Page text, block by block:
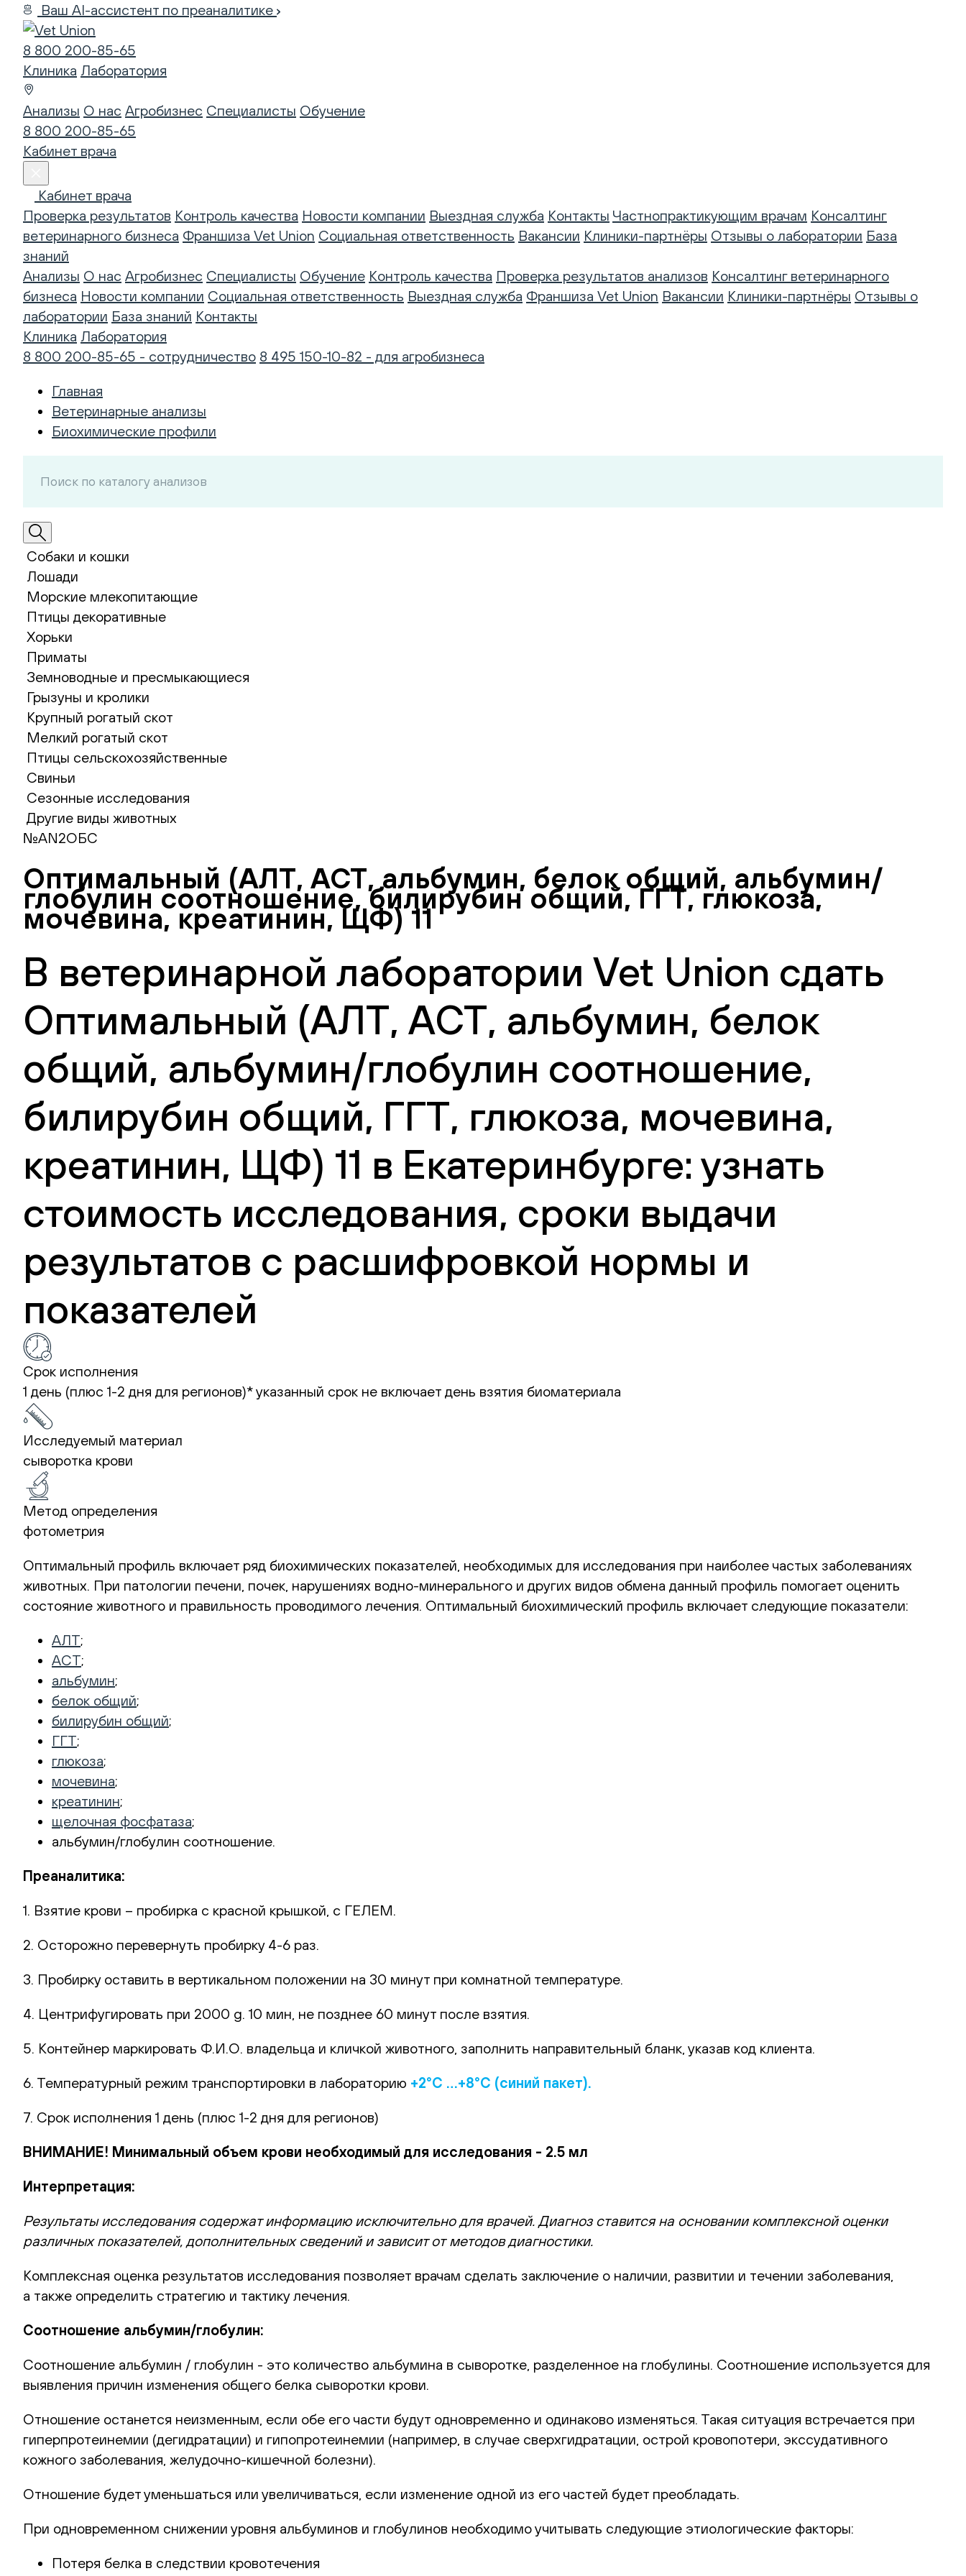
Ваш AI-ассистент по преаналитике
8 800 200-85-65
Клиника Лаборатория
Анализы О нас Агробизнес Специалисты Обучение
8 800 200-85-65
Кабинет врача
Кабинет врача
Проверка результатов Контроль качества Новости компании Выездная служба Контакты Частнопрактикующим врачам Консалтинг
ветеринарного бизнеса Франшиза Vet Union Социальная ответственность Вакансии Клиники-партнёры Отзывы о лаборатории База
знаний
Анализы О нас Агробизнес Специалисты Обучение Контроль качества Проверка результатов анализов Консалтинг ветеринарного
бизнеса Новости компании Социальная ответственность Выездная служба Франшиза Vet Union Вакансии Клиники-партнёры Отзывы о
лаборатории База знаний Контакты
Клиника Лаборатория
8 800 200-85-65 - сотрудничество 8 495 150-10-82 - для агробизнеса
Главная
Ветеринарные анализы
Биохимические профили
Собаки и кошки
Лошади
Морские млекопитающие
Птицы декоративные
Хорьки
Приматы
Земноводные и пресмыкающиеся
Грызуны и кролики
Крупный рогатый скот
Мелкий рогатый скот
Птицы сельскохозяйственные
Свиньи
Сезонные исследования
Другие виды животных
№AN2ОБС
Оптимальный (АЛТ, АСТ, альбумин, белок общий, альбумин/
глобулин соотношение, билирубин общий, ГГТ, глюкоза,
мочевина, креатинин, ЩФ) 11
В ветеринарной лаборатории Vet Union сдать
Оптимальный (АЛТ, АСТ, альбумин, белок
общий, альбумин/глобулин соотношение,
билирубин общий, ГГТ, глюкоза, мочевина,
креатинин, ЩФ) 11 в Екатеринбурге: узнать
стоимость исследования, сроки выдачи
результатов с расшифровкой нормы и
показателей
Срок исполнения
1 день (плюс 1-2 дня для регионов)*указанный срок не включает день взятия биоматериала
Исследуемый материал
сыворотка крови
Метод определения
фотометрия
Оптимальный профиль включает ряд биохимических показателей, необходимых для исследования при наиболее частых заболеваниях
животных. При патологии печени, почек, нарушениях водно-минерального и других видов обмена данный профиль помогает оценить
состояние животного и правильность проводимого лечения. Оптимальный биохимический профиль включает следующие показатели:
АЛТ;
АСТ;
альбумин;
белок общий;
билирубин общий;
ГГТ;
глюкоза;
мочевина;
креатинин;
щелочная фосфатаза;
альбумин/глобулин соотношение.
Преаналитика:
1. Взятие крови – пробирка с красной крышкой, с ГЕЛЕМ.
2. Осторожно перевернуть пробирку 4-6 раз.
3. Пробирку оставить в вертикальном положении на 30 минут при комнатной температуре.
4. Центрифугировать при 2000 g. 10 мин, не позднее 60 минут после взятия.
5. Контейнер маркировать Ф.И.О. владельца и кличкой животного, заполнить направительный бланк, указав код клиента.
6. Температурный режим транспортировки в лабораторию +2°С …+8°С (синий пакет).
7. Срок исполнения 1 день (плюс 1-2 дня для регионов)
ВНИМАНИЕ! Минимальный объем крови необходимый для исследования - 2.5 мл
Интерпретация:
Результаты исследования содержат информацию исключительно для врачей. Диагноз ставится на основании комплексной оценки
различных показателей, дополнительных сведений и зависит от методов диагностики.
Комплексная оценка результатов исследования позволяет врачам сделать заключение о наличии, развитии и течении заболевания,
а также определить стратегию и тактику лечения.
Соотношение альбумин/глобулин:
Соотношение альбумин / глобулин - это количество альбумина в сыворотке, разделенное на глобулины. Соотношение используется для
выявления причин изменения общего белка сыворотки крови.
Отношение останется неизменным, если обе его части будут одновременно и одинаково изменяться. Такая ситуация встречается при
гиперпротеинемии (дегидратации) и гипопротеинемии (например, в случае сверхгидратации, острой кровопотери, экссудативного
кожного заболевания, желудочно-кишечной болезни).
Отношение будет уменьшаться или увеличиваться, если изменение одной из его частей будет преобладать.
При одновременном снижении уровня альбуминов и глобулинов необходимо учитывать следующие этиологические факторы:
Потеря белка в следствии кровотечения